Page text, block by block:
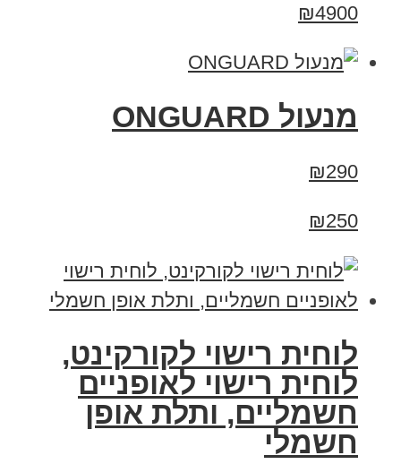
₪4900
מנעול ONGUARD
₪290
₪250
לוחית רישוי לקורקינט,
לוחית רישוי לאופניים
חשמליים, ותלת אופן
חשמלי